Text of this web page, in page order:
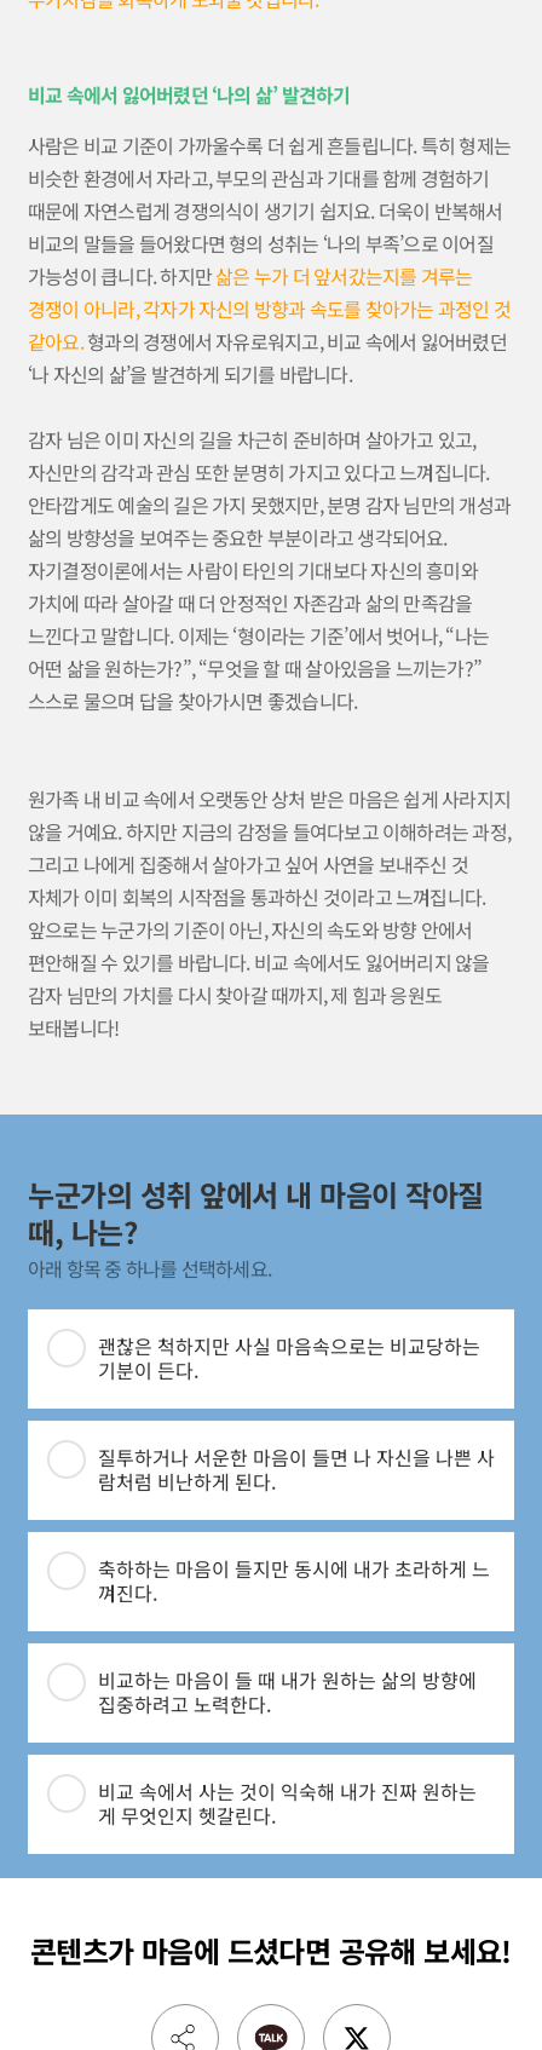
비교 속에서 잃어버렸던 ‘나의 삶’ 발견하기
사람은 비교 기준이 가까울수록 더 쉽게 흔들립니다. 특히 형제는
비슷한 환경에서 자라고, 부모의 관심과 기대를 함께 경험하기
때문에 자연스럽게 경쟁의식이 생기기 쉽지요. 더욱이 반복해서
비교의 말들을 들어왔다면 형의 성취는 ‘나의 부족’으로 이어질
가능성이 큽니다. 하지만삶은 누가 더 앞서갔는지를 겨루는
경쟁이 아니라, 각자가 자신의 방향과 속도를 찾아가는 과정인 것
같아요.형과의 경쟁에서 자유로워지고, 비교 속에서 잃어버렸던
‘나 자신의 삶’을 발견하게 되기를 바랍니다.
감자 님은 이미 자신의 길을 차근히 준비하며 살아가고 있고,
자신만의 감각과 관심 또한 분명히 가지고 있다고 느껴집니다.
안타깝게도 예술의 길은 가지 못했지만, 분명 감자 님만의 개성과
삶의 방향성을 보여주는 중요한 부분이라고 생각되어요.
자기결정이론에서는 사람이 타인의 기대보다 자신의 흥미와
가치에 따라 살아갈 때 더 안정적인 자존감과 삶의 만족감을
느낀다고 말합니다. 이제는 ‘형이라는 기준’에서 벗어나, “나는
어떤 삶을 원하는가?”, “무엇을 할 때 살아있음을 느끼는가?”
스스로 물으며 답을 찾아가시면 좋겠습니다.
원가족 내 비교 속에서 오랫동안 상처 받은 마음은 쉽게 사라지지
않을 거예요. 하지만 지금의 감정을 들여다보고 이해하려는 과정,
그리고 나에게 집중해서 살아가고 싶어 사연을 보내주신 것
자체가 이미 회복의 시작점을 통과하신 것이라고 느껴집니다.
앞으로는 누군가의 기준이 아닌, 자신의 속도와 방향 안에서
편안해질 수 있기를 바랍니다. 비교 속에서도 잃어버리지 않을
감자 님만의 가치를 다시 찾아갈 때까지, 제 힘과 응원도
보태봅니다!
누군가의 성취 앞에서 내 마음이 작아질
때, 나는?
괜찮은 척하지만 사실 마음속으로는 비교당하는
기분이 든다.
질투하거나 서운한 마음이 들면 나 자신을 나쁜 사
람처럼 비난하게 된다.
축하하는 마음이 들지만 동시에 내가 초라하게 느
껴진다.
비교하는 마음이 들 때 내가 원하는 삶의 방향에
집중하려고 노력한다.
비교 속에서 사는 것이 익숙해 내가 진짜 원하는
게 무엇인지 헷갈린다.
콘텐츠가 마음에 드셨다면 공유해 보세요!